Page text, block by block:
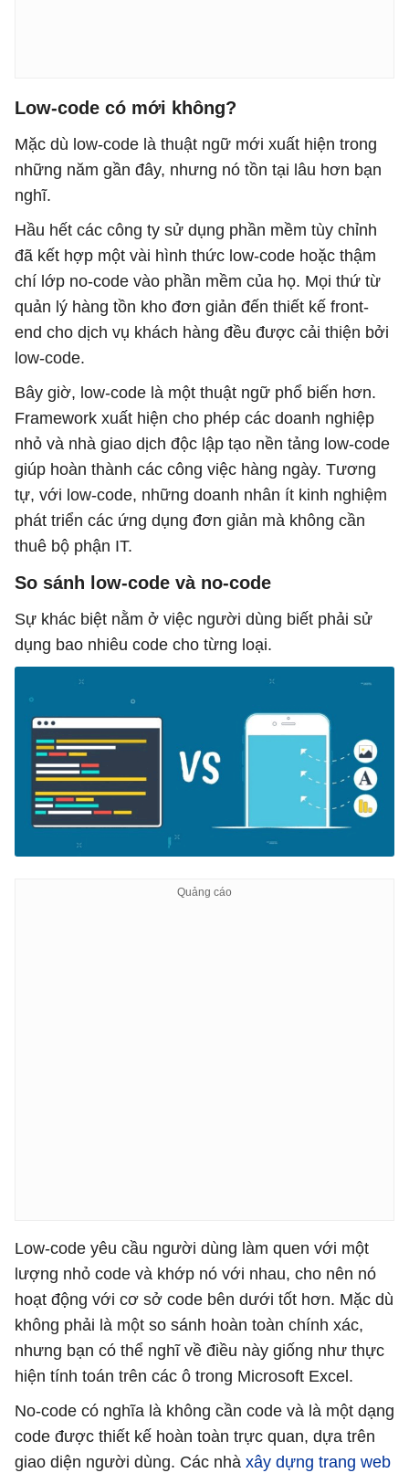
Low-code có mới không?
Mặc dù low-code là thuật ngữ mới xuất hiện trong
những năm gần đây, nhưng nó tồn tại lâu hơn bạn
nghĩ.
Hầu hết các công ty sử dụng phần mềm tùy chỉnh
đã kết hợp một vài hình thức low-code hoặc thậm
chí lớp no-code vào phần mềm của họ. Mọi thứ từ
quản lý hàng tồn kho đơn giản đến thiết kế front-
end cho dịch vụ khách hàng đều được cải thiện bởi
low-code.
Bây giờ, low-code là một thuật ngữ phổ biến hơn.
Framework xuất hiện cho phép các doanh nghiệp
nhỏ và nhà giao dịch độc lập tạo nền tảng low-code
giúp hoàn thành các công việc hàng ngày. Tương
tự, với low-code, những doanh nhân ít kinh nghiệm
phát triển các ứng dụng đơn giản mà không cần
thuê bộ phận IT.
So sánh low-code và no-code
Sự khác biệt nằm ở việc người dùng biết phải sử
dụng bao nhiêu code cho từng loại.
Low-code yêu cầu người dùng làm quen với một
lượng nhỏ code và khớp nó với nhau, cho nên nó
hoạt động với cơ sở code bên dưới tốt hơn. Mặc dù
không phải là một so sánh hoàn toàn chính xác,
nhưng bạn có thể nghĩ về điều này giống như thực
hiện tính toán trên các ô trong Microsoft Excel.
No-code có nghĩa là không cần code và là một dạng
code được thiết kế hoàn toàn trực quan, dựa trên
giao diện người dùng. Các nhà xây dựng trang web